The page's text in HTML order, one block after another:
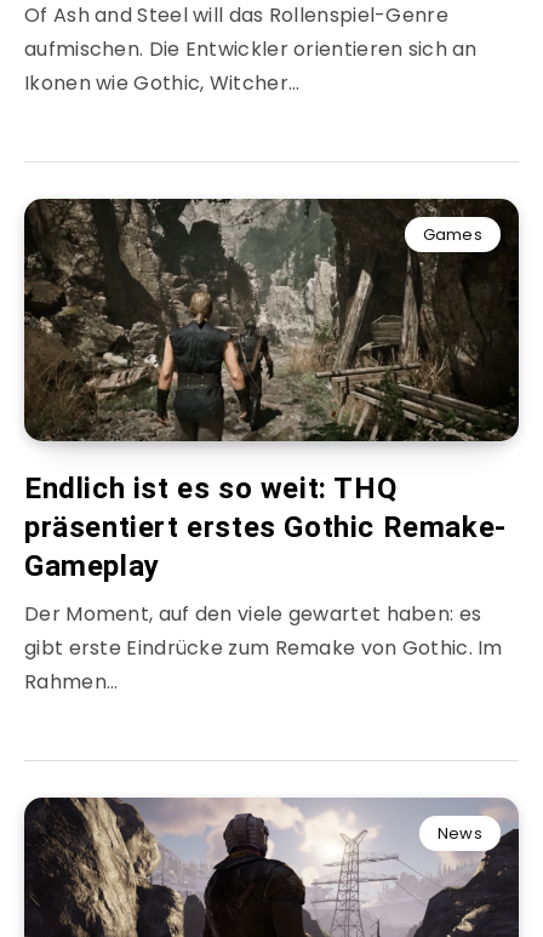
Of Ash and Steel will das Rollenspiel-Genre
aufmischen. Die Entwickler orientieren sich an
Ikonen wie Gothic, Witcher…
Games
Endlich ist es so weit: THQ
präsentiert erstes Gothic Remake-
Gameplay
Der Moment, auf den viele gewartet haben: es
gibt erste Eindrücke zum Remake von Gothic. Im
Rahmen…
News